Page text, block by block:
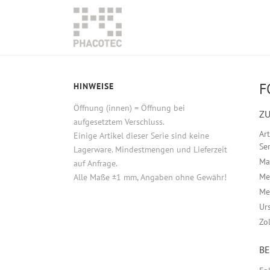
HINWEISE
Öffnung (innen) = Öffnung bei
aufgesetztem Verschluss.
Einige Artikel dieser Serie sind keine
Lagerware. Mindestmengen und Lieferzeit
auf Anfrage.
Alle Maße ±1 mm, Angaben ohne Gewähr!